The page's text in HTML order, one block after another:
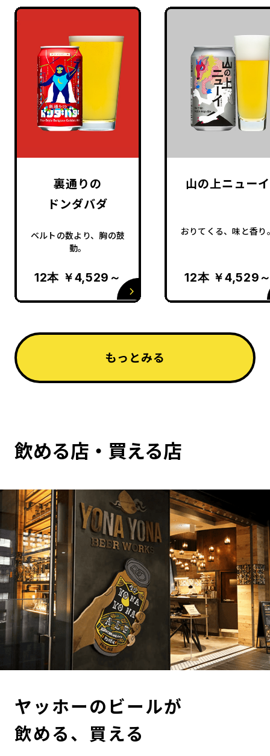
裏通りの
ドンダバダ
ベルトの数より、胸の鼓
動。
12本 ￥4,529～
山の上ニューイ
おりてくる、味と香り
12本 ￥4,529
もっとみる
飲める店・買える店
ヤッホーのビールが
飲める、買える